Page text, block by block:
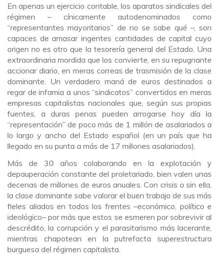
En apenas un ejercicio contable, los aparatos sindicales del
régimen – cínicamente autodenominados como
“representantes mayoritarios” de no se sabe qué –, son
capaces de amasar ingentes cantidades de capital cuyo
origen no es otro que la tesorería general del Estado. Una
extraordinaria mordida que los convierte, en su repugnante
accionar diario, en meras correas de trasmisión de la clase
dominante. Un verdadero maná de euros destinados a
regar de infamia a unos “sindicatos” convertidos en meras
empresas capitalistas nacionales que, según sus propias
fuentes, a duras penas pueden arrogarse hoy día la
“representación” de poco más de 1 millón de asalariados a
lo largo y ancho del Estado español (en un país que ha
llegado en su punta a más de 17 millones asalariados).
Más de 30 años colaborando en la explotación y
depauperación constante del proletariado, bien valen unas
decenas de millones de euros anuales. Con crisis o sin ella,
la clase dominante sabe valorar el buen trabajo de sus más
fieles aliados en todos los frentes –económico, político e
ideológico– por más que estos se esmeren por sobrevivir al
descrédito, la corrupción y el parasitarismo más lacerante,
mientras chapotean en la putrefacta superestructura
burguesa del régimen capitalista.